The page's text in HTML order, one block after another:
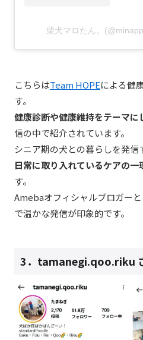
柴犬マロたん。
こちらはTeam HOPEによる健
す。
健康診断や健康維持をテーマに
信の中で紹介されています。
シニア期の犬との暮らしを発信
日常に取り入れているケアの一
す。
Amebaオフィシャルブロガー
で温かな発信が印象的です。
3． tamanegi.qoo.riku